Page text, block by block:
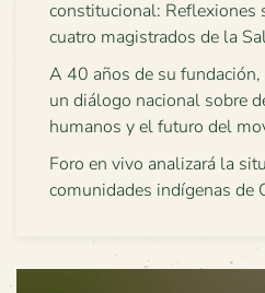
constitucional: Reflexiones
cuatro magistrados de la
A 40 años de su
un diálogo nacional sobre
humanos y el futuro del
Foro en vivo analizará la
comunidades indígenas de